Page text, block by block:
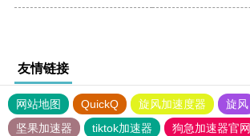
友情链接
网站地图 QuickQ 旋风加速度器 旋风
坚果加速器
tiktok加速器
狗急加速器官网